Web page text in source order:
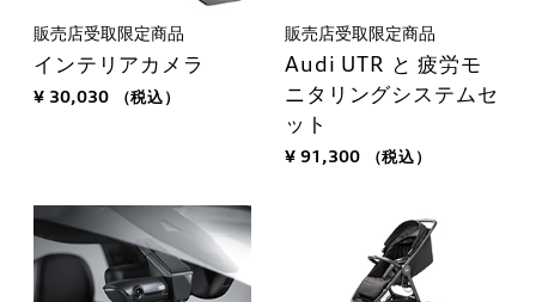
販売店受取限定商品
インテリアカメラ
¥ 30,030 （税込）
販売店受取限定商品
Audi UTR と 疲労モ
ニタリングシステムセ
ット
¥ 91,300 （税込）